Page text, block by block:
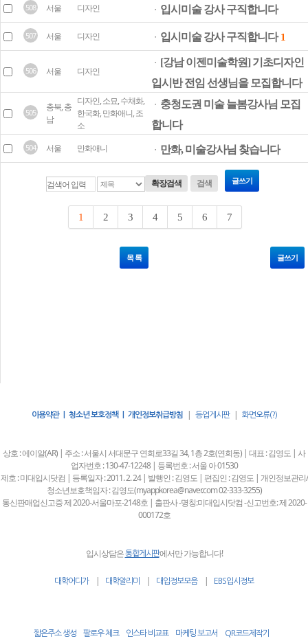
508 서울 디자인 ㆍ 입시미술 강사 구직합니다
507 서울 디자인 ㆍ 입시미술 강사 구직합니다 1
506 서울 디자인
ㆍ [강남 이젠미술학원] 기초디자인
입시반 전임 선생님을 모집합니다
505
충북, 충
남
디자인, 소묘, 수채화,
한국화, 만화애니, 조
소
ㆍ 충청도권 미술 늘봄강사님 모집
합니다
504 서울 만화애니 ㆍ 만화, 미술강사님 찾습니다
확장검색 검색 글쓰기
1 2 3 4 5 6 7
목 록 글쓰기
이용약관 | 청소년 보호정책 | 개인정보취급방침| 등업게시판| 화면오류(?)
상호 : 에이알(AR) | 주소 : 서울시 서대문구 연희로33길 34, 1층 2호(연희동) | 대표 : 김영도 | 사
업자번호 : 130-47-12248 | 등록번호 : 서울 아 01530
제호 : 미대입시닷컴 | 등록일자 : 2011. 2. 24 | 발행인 : 김영도 | 편집인 : 김영도 | 개인정보관리/
청소년보호책임자 : 김영도(myappkorea@naver.com 02-333-3255)
통신판매업신고증 제 2020-서울마포-2148호 | 출판사 -명칭:미대입시닷컴 -신고번호: 제 2020-
000172호
입시상담은통합게시판에서만 가능합니다!
대학어디가| 대학알리미 | 대입정보모음| EBS입시정보
짧은주소 생성 팔로우 체크 인스타 비교표 마케팅 보고서 QR코드제작기